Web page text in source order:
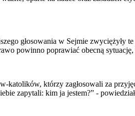
głosowania w Sejmie zwyciężyły
powinno poprawiać obecną
katolików, którzy zagłosowali za
zapytali: kim ja jestem?” -